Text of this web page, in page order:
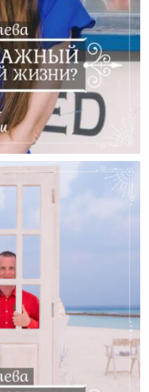
В Вашей Жизни?